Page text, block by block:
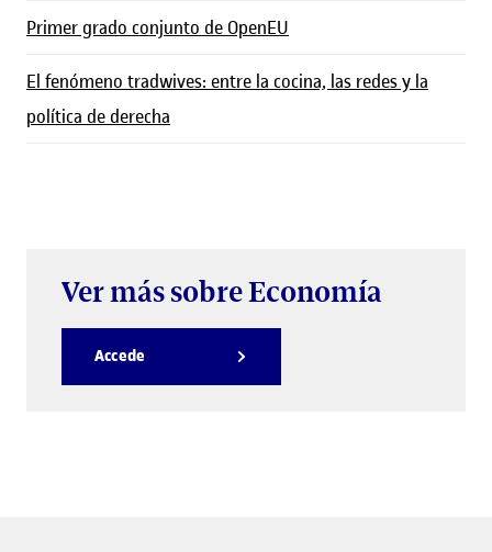
Primer grado conjunto de OpenEU
El fenómeno tradwives: entre la cocina, las redes y la
política de derecha
Ver más sobre Economía
Accede